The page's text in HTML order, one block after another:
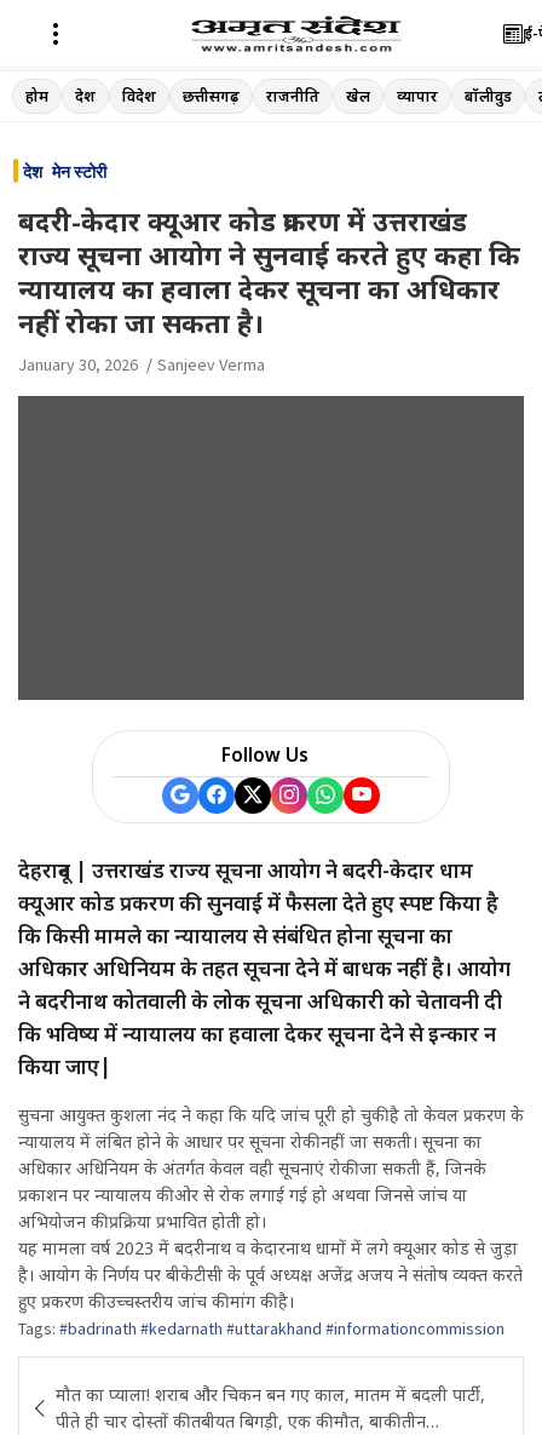
Skip
to
ई-
होम देश विदेश छत्तीसगढ़ राजनीति खेल व्यापार बॉलीवुड
देश मेन स्टोरी
बदरी-केदार क्यूआर कोड प्रकरण में उत्तराखंड
राज्य सूचना आयोग ने सुनवाई करते हुए कहा कि
न्यायालय का हवाला देकर सूचना का अधिकार
नहीं रोका जा सकता है।
January 30, 2026 Sanjeev Verma
Follow Us
देहरादून | उत्तराखंड राज्य सूचना आयोग ने बदरी-केदार धाम
क्यूआर कोड प्रकरण की सुनवाई में फैसला देते हुए स्पष्ट किया है
कि किसी मामले का न्यायालय से संबंधित होना सूचना का
अधिकार अधिनियम के तहत सूचना देने में बाधक नहीं है। आयोग
ने बदरीनाथ कोतवाली के लोक सूचना अधिकारी को चेतावनी दी
कि भविष्य में न्यायालय का हवाला देकर सूचना देने से इन्कार न
किया जाए|
सुचना आयुक्त कुशला नंद ने कहा कि यदि जांच पूरी हो चुकी है तो केवल प्रकरण के
न्यायालय में लंबित होने के आधार पर सूचना रोकी नहीं जा सकती। सूचना का
अधिकार अधिनियम के अंतर्गत केवल वही सूचनाएं रोकी जा सकती हैं, जिनके
प्रकाशन पर न्यायालय की ओर से रोक लगाई गई हो अथवा जिनसे जांच या
अभियोजन की प्रक्रिया प्रभावित होती हो।
यह मामला वर्ष 2023 में बदरीनाथ व केदारनाथ धामों में लगे क्यूआर कोड से जुड़ा
है। आयोग के निर्णय पर बीकेटीसी के पूर्व अध्यक्ष अजेंद्र अजय ने संतोष व्यक्त करते
हुए प्रकरण की उच्चस्तरीय जांच की मांग की है।
Tags: #badrinath #kedarnath #uttarakhand #informationcommission
navigation
मौत का प्याला! शराब और चिकन बन गए काल, मातम में बदली पार्टी,
पीते ही चार दोस्तों की तबीयत बिगड़ी, एक की मौत, बाकी तीन…